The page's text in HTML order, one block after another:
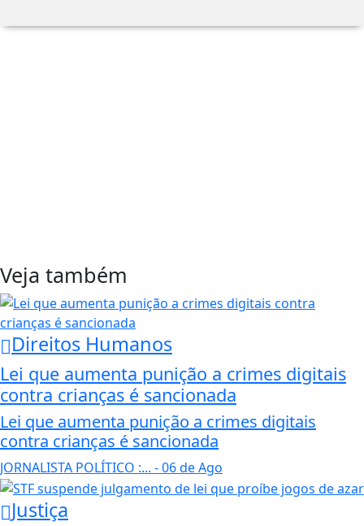
Veja também
Direitos Humanos
Lei que aumenta punição a crimes digitais
contra crianças é sancionada
Lei que aumenta punição a crimes digitais
contra crianças é sancionada
JORNALISTA POLÍTICO :... - 06 de Ago
Justiça